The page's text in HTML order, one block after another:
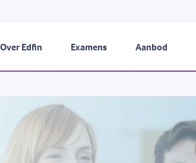
Over Edfin Examens Aanbod